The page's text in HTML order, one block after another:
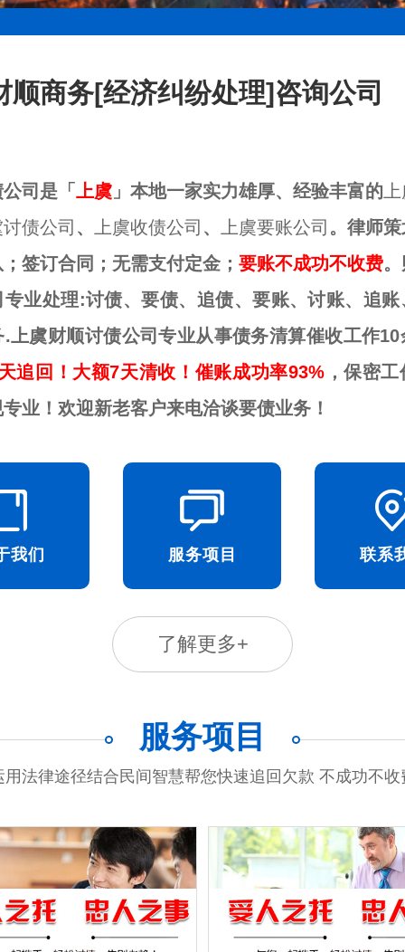
顺商务[经济纠纷处理]咨询公司
司是「 上虞 」本地一家实力雄厚、经验丰富的
债公司 、 上虞收债公司 、 上虞要账公司 。律师
签订合同；无需支付定金； 要账不成功不收费
专业处理:讨债、要债、追债、要账、讨账、追账
.上虞财顺讨债公司专业从事债务清算催收工作10
追回！大额7天清收！催账成功率93%，保密工
业！欢迎新老客户来电洽谈要债业务！
我们 服务项目 联系
了解更多+
服务项目
用法律途径结合民间智慧帮您快速追回欠款 不成功不收